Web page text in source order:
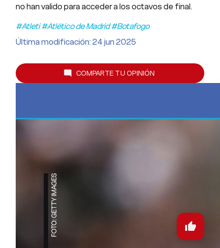
thumb_up
no han valido para acceder a los octavos de final.
#Atleti #Atlético de Madrid #Botafogo
Última modificación: 24 jun 2025
mode_comment COMPARTE TU OPINIÓN